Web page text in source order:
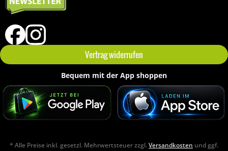
Vertrag widerrufen
Bequem mit der App shoppen
* Alle Preise inkl. gesetzl. Mehrwertsteuer zzgl.Versandkosten und ggf.